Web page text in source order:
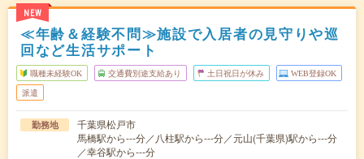
NEW
≪年齢＆経験不問≫施設で入居者の見守りや巡
回など生活サポート
職種未経験OK 交通費別途支給あり 土日祝日が休み WEB登録OK
派遣
勤務地
千葉県松戸市
馬橋駅から---分／八柱駅から---分／元山(千葉県)駅から---分
／幸谷駅から---分